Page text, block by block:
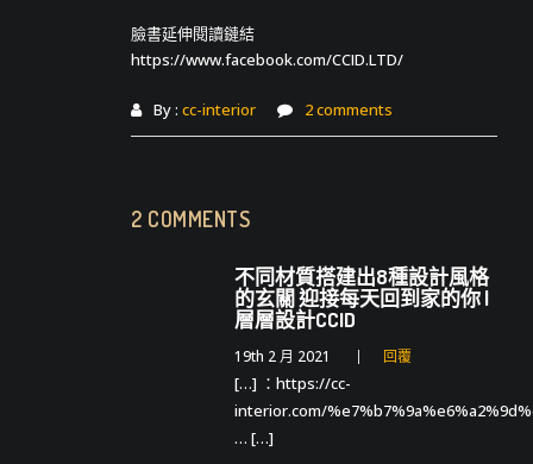
臉書延伸閱讀鏈結
https://www.facebook.com/CCID.LTD/
By : cc-interior 2 comments
2 COMMENTS
不同材質搭建出8種設計風格
的玄關 迎接每天回到家的你 |
層層設計CCID
19th 2 月 2021 回覆
[…] ：https://cc-
interior.com/
… […]